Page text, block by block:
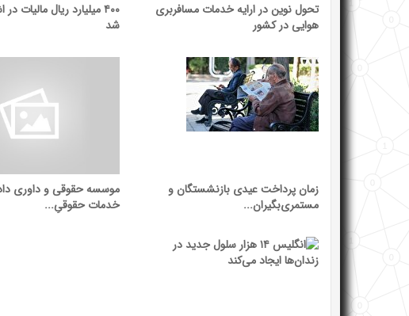
تحول نوین در ارایه خدمات مسافربری
هوایی در کشور
۴۰۰ میلیارد ریال مالیات
شد
زمان پرداخت عیدی بازنشستگان و
مستمری‌بگیران...
موسسه حقوقی و داوری
خدمات حقوقیِ...